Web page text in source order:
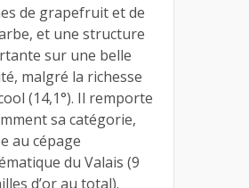
de grapefruit et de
et une structure
sur une belle
malgré la richesse
(14,1°). Il remporte
sa catégorie,
au cépage
du Valais (9
d’or au total).